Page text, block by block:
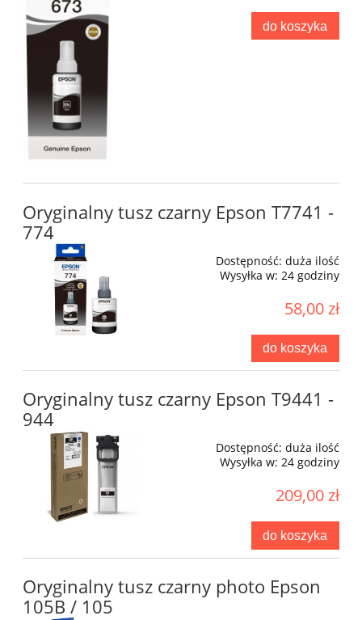
do koszyka
Oryginalny tusz czarny Epson T7741 -
774
Dostępność: duża ilość
Wysyłka w: 24 godziny
58,00 zł
do koszyka
Oryginalny tusz czarny Epson T9441 -
944
Dostępność: duża ilość
Wysyłka w: 24 godziny
209,00 zł
do koszyka
Oryginalny tusz czarny photo Epson
105B / 105